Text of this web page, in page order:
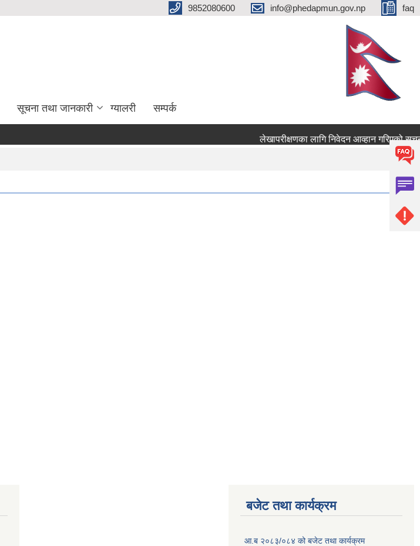
9852080600 info@phedapmun.gov.np faq
सूचना तथा जानकारी ग्यालरी सम्पर्क
लेखापरीक्षणका लागि निवेदन आव्हान गरिएको सूचना
बजेट तथा कार्यक्रम
आ.ब २०८३/०८४ को बजेट तथा कार्यक्रम